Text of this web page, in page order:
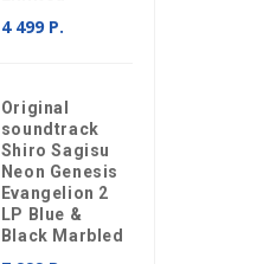
4 499 Р.
Original
soundtrack
Shiro Sagisu
Neon Genesis
Evangelion 2
LP Blue &
Black Marbled